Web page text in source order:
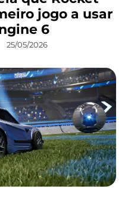
jogo a usar
6
25/05/2026